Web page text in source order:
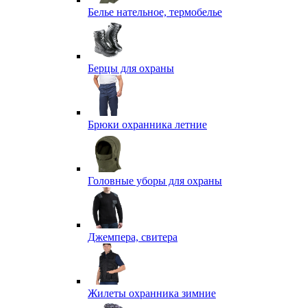
Белье нательное, термобелье
Берцы для охраны
Брюки охранника летние
Головные уборы для охраны
Джемпера, свитера
Жилеты охранника зимние